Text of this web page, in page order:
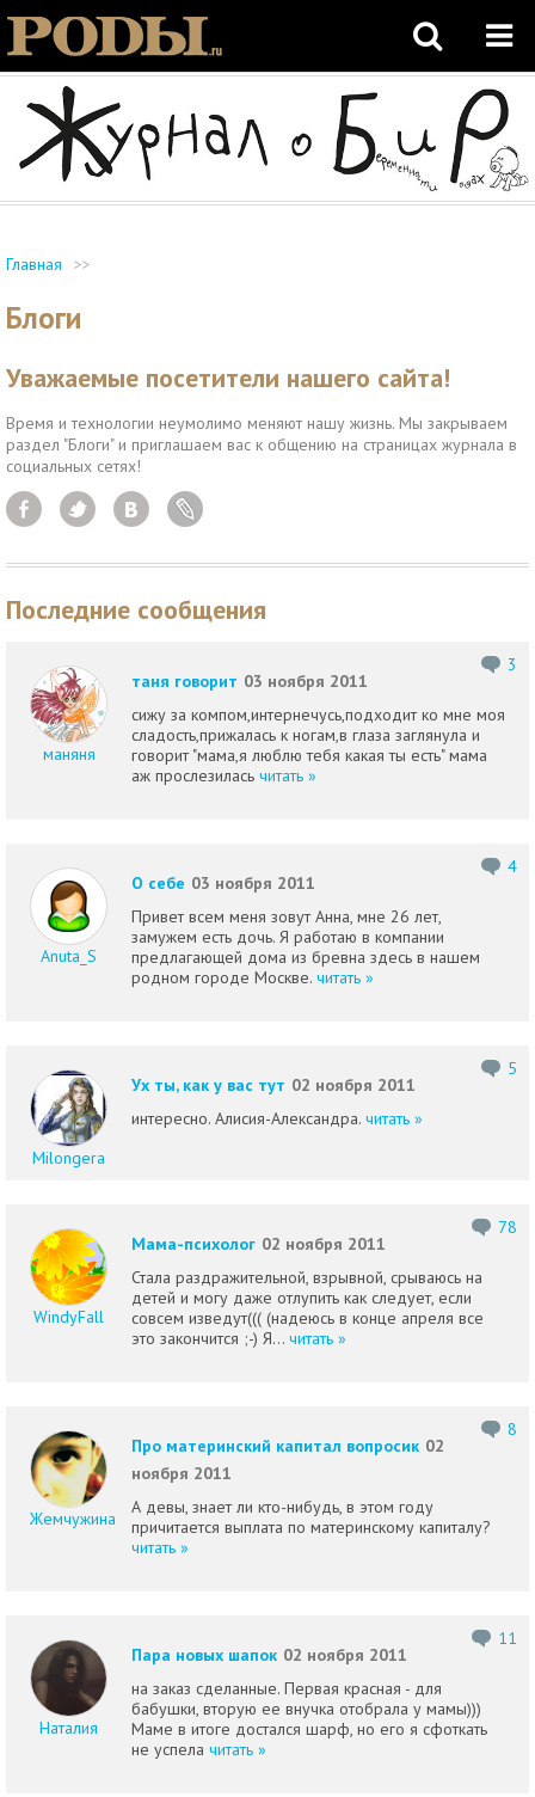
Главная >>
Блоги
Уважаемые посетители нашего сайта!
Время и технологии неумолимо меняют нашу жизнь. Мы закрываем
раздел "Блоги" и приглашаем вас к общению на страницах журнала в
социальных сетях!
Последние сообщения
3
маняня
таня говорит 03 ноября 2011
сижу за компом,интернечусь,подходит ко мне моя
сладость,прижалась к ногам,в глаза заглянула и
говорит "мама,я люблю тебя какая ты есть" мама
аж прослезилась читать »
4
Anuta_S
О себе 03 ноября 2011
Привет всем меня зовут Анна, мне 26 лет,
замужем есть дочь. Я работаю в компании
предлагающей дома из бревна здесь в нашем
родном городе Москве. читать »
5
Milongera
Ух ты, как у вас тут 02 ноября 2011
интересно. Алисия-Александра. читать »
78
WindyFall
Мама-психолог 02 ноября 2011
Стала раздражительной, взрывной, срываюсь на
детей и могу даже отлупить как следует, если
совсем изведут((( (надеюсь в конце апреля все
это закончится ;-) Я... читать »
8
Жемчужина
Про материнский капитал вопросик 02
ноября 2011
А девы, знает ли кто-нибудь, в этом году
причитается выплата по материнскому капиталу?
читать »
11
Наталия
Пара новых шапок 02 ноября 2011
на заказ сделанные. Первая красная - для
бабушки, вторую ее внучка отобрала у мамы)))
Маме в итоге достался шарф, но его я сфоткать
не успела читать »